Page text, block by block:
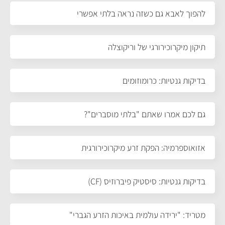
להפוך לאבא גם כשזה נראה בלתי אפשרי
תיקון מיקרוכירורגי של וריקוצלה
בדיקות גנטיות: כרומוזומים
גם לכם אמרו שאתם "בלתי מוסברים"?
אזואוספרמיה: הפקת זרע מיקרוכירורגית
בדיקות גנטיות: סיסטיק פיברוזיס (CF)
מטריד: "ירידה עולמית באיכות הזרע הגברי"